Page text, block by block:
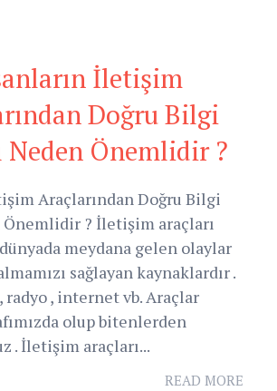
İletişim
Doğru Bilgi
Neden Önemlidir ?
Araçlarından Doğru Bilgi
Önemlidir ? İletişim araçları
meydana gelen olaylar
sağlayan kaynaklardır .
radyo , internet vb. Araçlar
olup bitenlerden
. İletişim araçları...
READ MORE